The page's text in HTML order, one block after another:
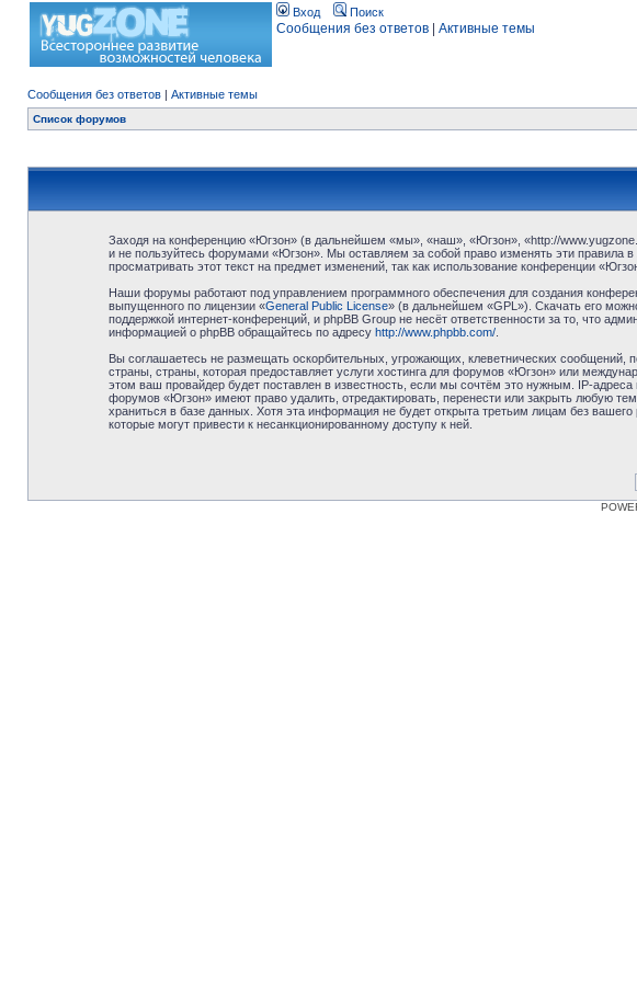
Вход Поиск
Сообщения без ответов Активные темы
Сообщения без ответов | Активные темы
Список форумов
Заходя на конференцию «Югзон» (в дальнейшем «мы», «наш», «Югзон», «http://
и не пользуйтесь форумами «Югзон». Мы оставляем за собой право изменять эти
просматривать этот текст на предмет изменений, так как использование конференции
Наши форумы работают под управлением программного обеспечения для создания
выпущенного по лицензии «General Public License» (в дальнейшем «GPL»). Скачать его
поддержкой интернет-конференций, и phpBB Group не несёт ответственности за то, что
информацией о phpBB обращайтесь по адресу http://www.phpbb.com/.
Вы соглашаетесь не размещать оскорбительных, угрожающих, клеветнических
страны, страны, которая предоставляет услуги хостинга для форумов «Югзон» или
этом ваш провайдер будет поставлен в известность, если мы сочтём это нужным. IP-
форумов «Югзон» имеют право удалить, отредактировать, перенести или закрыть любую
храниться в базе данных. Хотя эта информация не будет открыта третьим лицам без
которые могут привести к несанкционированному доступу к ней.